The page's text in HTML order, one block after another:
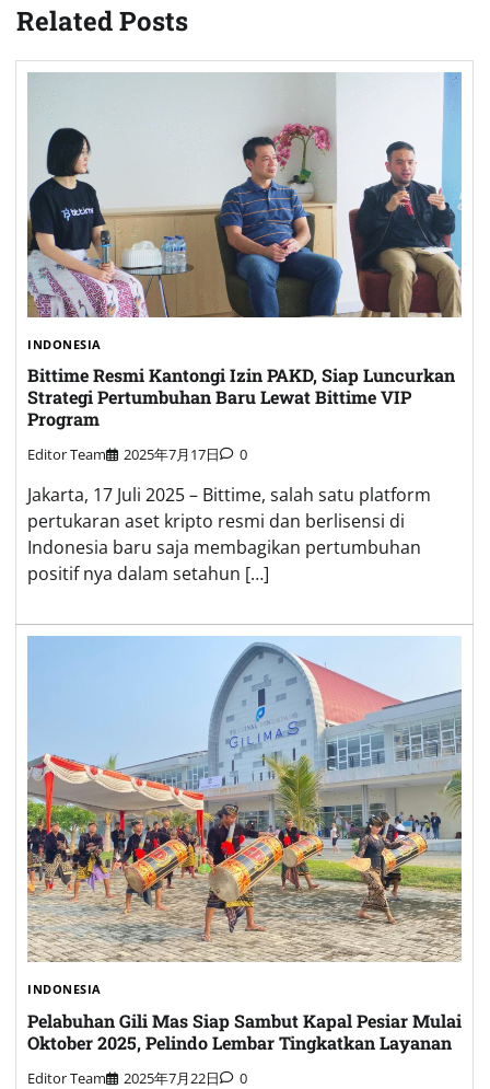
Related Posts
INDONESIA
Bittime Resmi Kantongi Izin PAKD, Siap Luncurkan
Strategi Pertumbuhan Baru Lewat Bittime VIP
Program
Editor Team 2025年7月17日 0
Jakarta, 17 Juli 2025 – Bittime, salah satu platform
pertukaran aset kripto resmi dan berlisensi di
Indonesia baru saja membagikan pertumbuhan
positif nya dalam setahun […]
INDONESIA
Pelabuhan Gili Mas Siap Sambut Kapal Pesiar Mulai
Oktober 2025, Pelindo Lembar Tingkatkan Layanan
Editor Team 2025年7月22日 0